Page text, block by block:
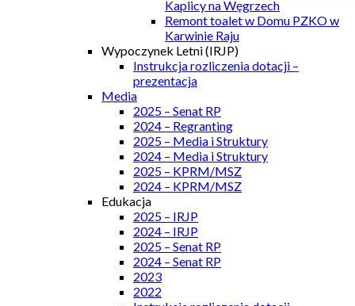
Kaplicy na Węgrzech
Remont toalet w Domu PZKO w
Karwinie Raju
Wypoczynek Letni (IRJP)
Instrukcja rozliczenia dotacji –
prezentacja
Media
2025 – Senat RP
2024 – Regranting
2025 – Media i Struktury
2024 – Media i Struktury
2025 – KPRM/MSZ
2024 – KPRM/MSZ
Edukacja
2025 – IRJP
2024 – IRJP
2025 – Senat RP
2024 – Senat RP
2023
2022